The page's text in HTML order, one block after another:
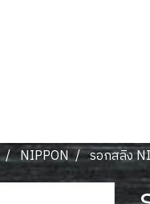
NIPPON รอกสลิง